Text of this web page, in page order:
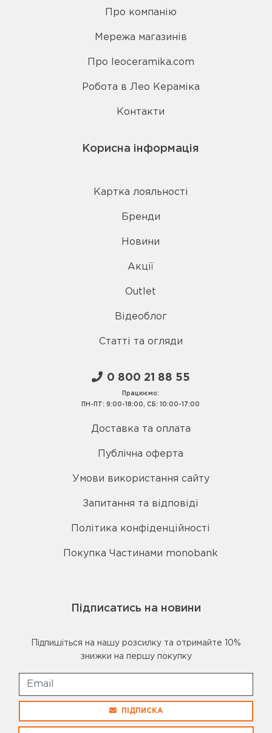
Про компанію
Мережа магазинів
Про leoceramika.com
Робота в Лео Кераміка
Контакти
Корисна інформація
Картка лояльності
Бренди
Новини
Акції
Outlet
Відеоблог
Статті та огляди
0 800 21 88 55
Працюємо:
ПН-ПТ: 9:00-18:00, СБ: 10:00-17:00
Доставка та оплата
Публічна оферта
Умови використання сайту
Запитання та відповіді
Політика конфіденційності
Покупка Частинами monobank
Підписатись на новини
Підпишіться на нашу розсилку та отримайте 10%
знижки на першу покупку
ПІДПИСКА